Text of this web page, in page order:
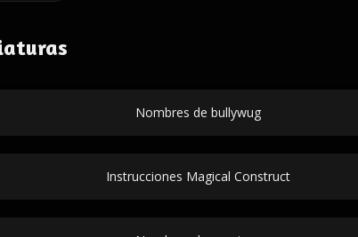
Nombres de bullywug
Instrucciones Magical Construct